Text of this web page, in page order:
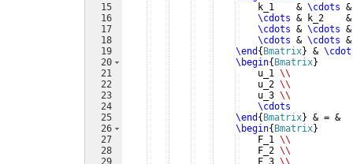
15
16
17
18
19
20
21
22
23
24
25
26
27
28
    k_1    &
\cdots
\cdots & k_2
\cdots & \cdots
\cdots & \cdots
\end { Bmatrix} & \cdot
\begin{ Bmatrix}
    u_1
\\
    u_2
\\
    u_3
\\
\cdots
\end { Bmatrix} & = &
\begin{ Bmatrix}
    F_1
\\
    F_2
\\